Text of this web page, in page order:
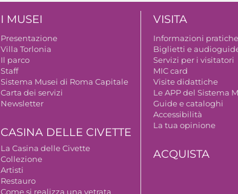
I MUSEI
Presentazione
Villa Torlonia
Il parco
Staff
Sistema Musei di Roma Capitale
Carta dei servizi
Newsletter
CASINA DELLE CIVETTE
La Casina delle Civette
Collezione
Artisti
Restauro
Come si realizza una vetrata
VISITA
Informazioni pratiche
Biglietti e
Servizi per i visitatori
MIC card
Visite didattiche
Le APP del Sistema
Guide e cataloghi
Accessibilità
La tua opinione
ACQUISTA